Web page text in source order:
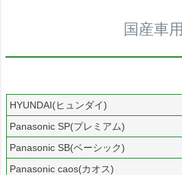
国産車用
HYUNDAI(ヒュンダイ)
Panasonic SP(プレミアム)
Panasonic SB(ベーシック)
Panasonic caos(カオス)